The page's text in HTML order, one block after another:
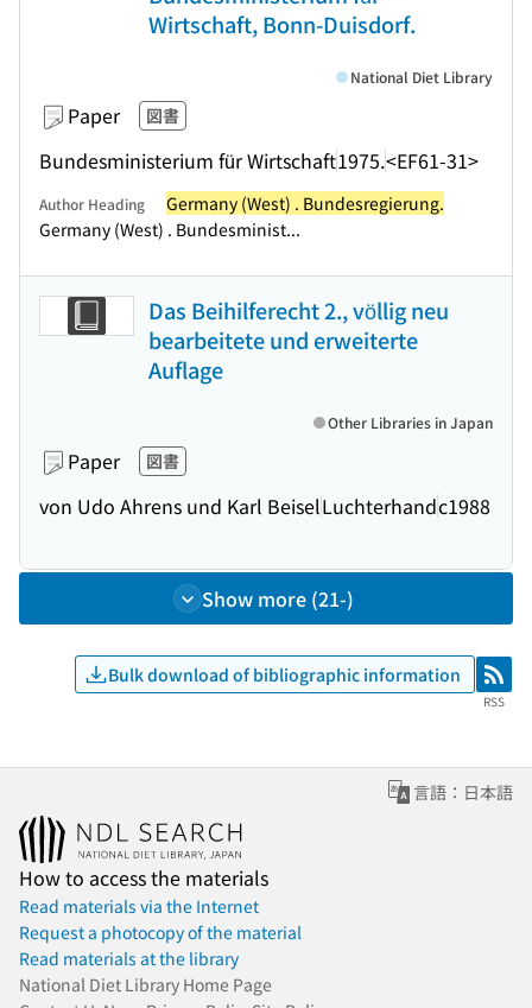
Wirtschaft, Bonn-Duisdorf.
Paper 図書
Bundesministerium für Wirtschaft1975.<EF61-31>
National Diet Library
Author Heading
Germany (West) . Bundesregierung.
Germany (West) . Bundesminist...
Das Beihilferecht 2., völlig neu
bearbeitete und erweiterte
Auflage
Paper 図書
von Udo Ahrens und Karl BeiselLuchterhandc1988
Other Libraries in Japan
Show more (21-)
Bulk download of bibliographic information RSS
RSS
言語：日本語
How to access the materials
Read materials via the Internet
Request a photocopy of the material
Read materials at the library
National Diet Library Home Page